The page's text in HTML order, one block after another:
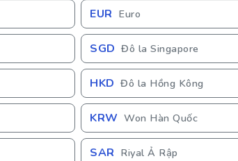
EUR Euro
SGD Đô la Singapore
HKD Đô la Hồng Kông
KRW Won Hàn Quốc
SAR Riyal Ả Rập